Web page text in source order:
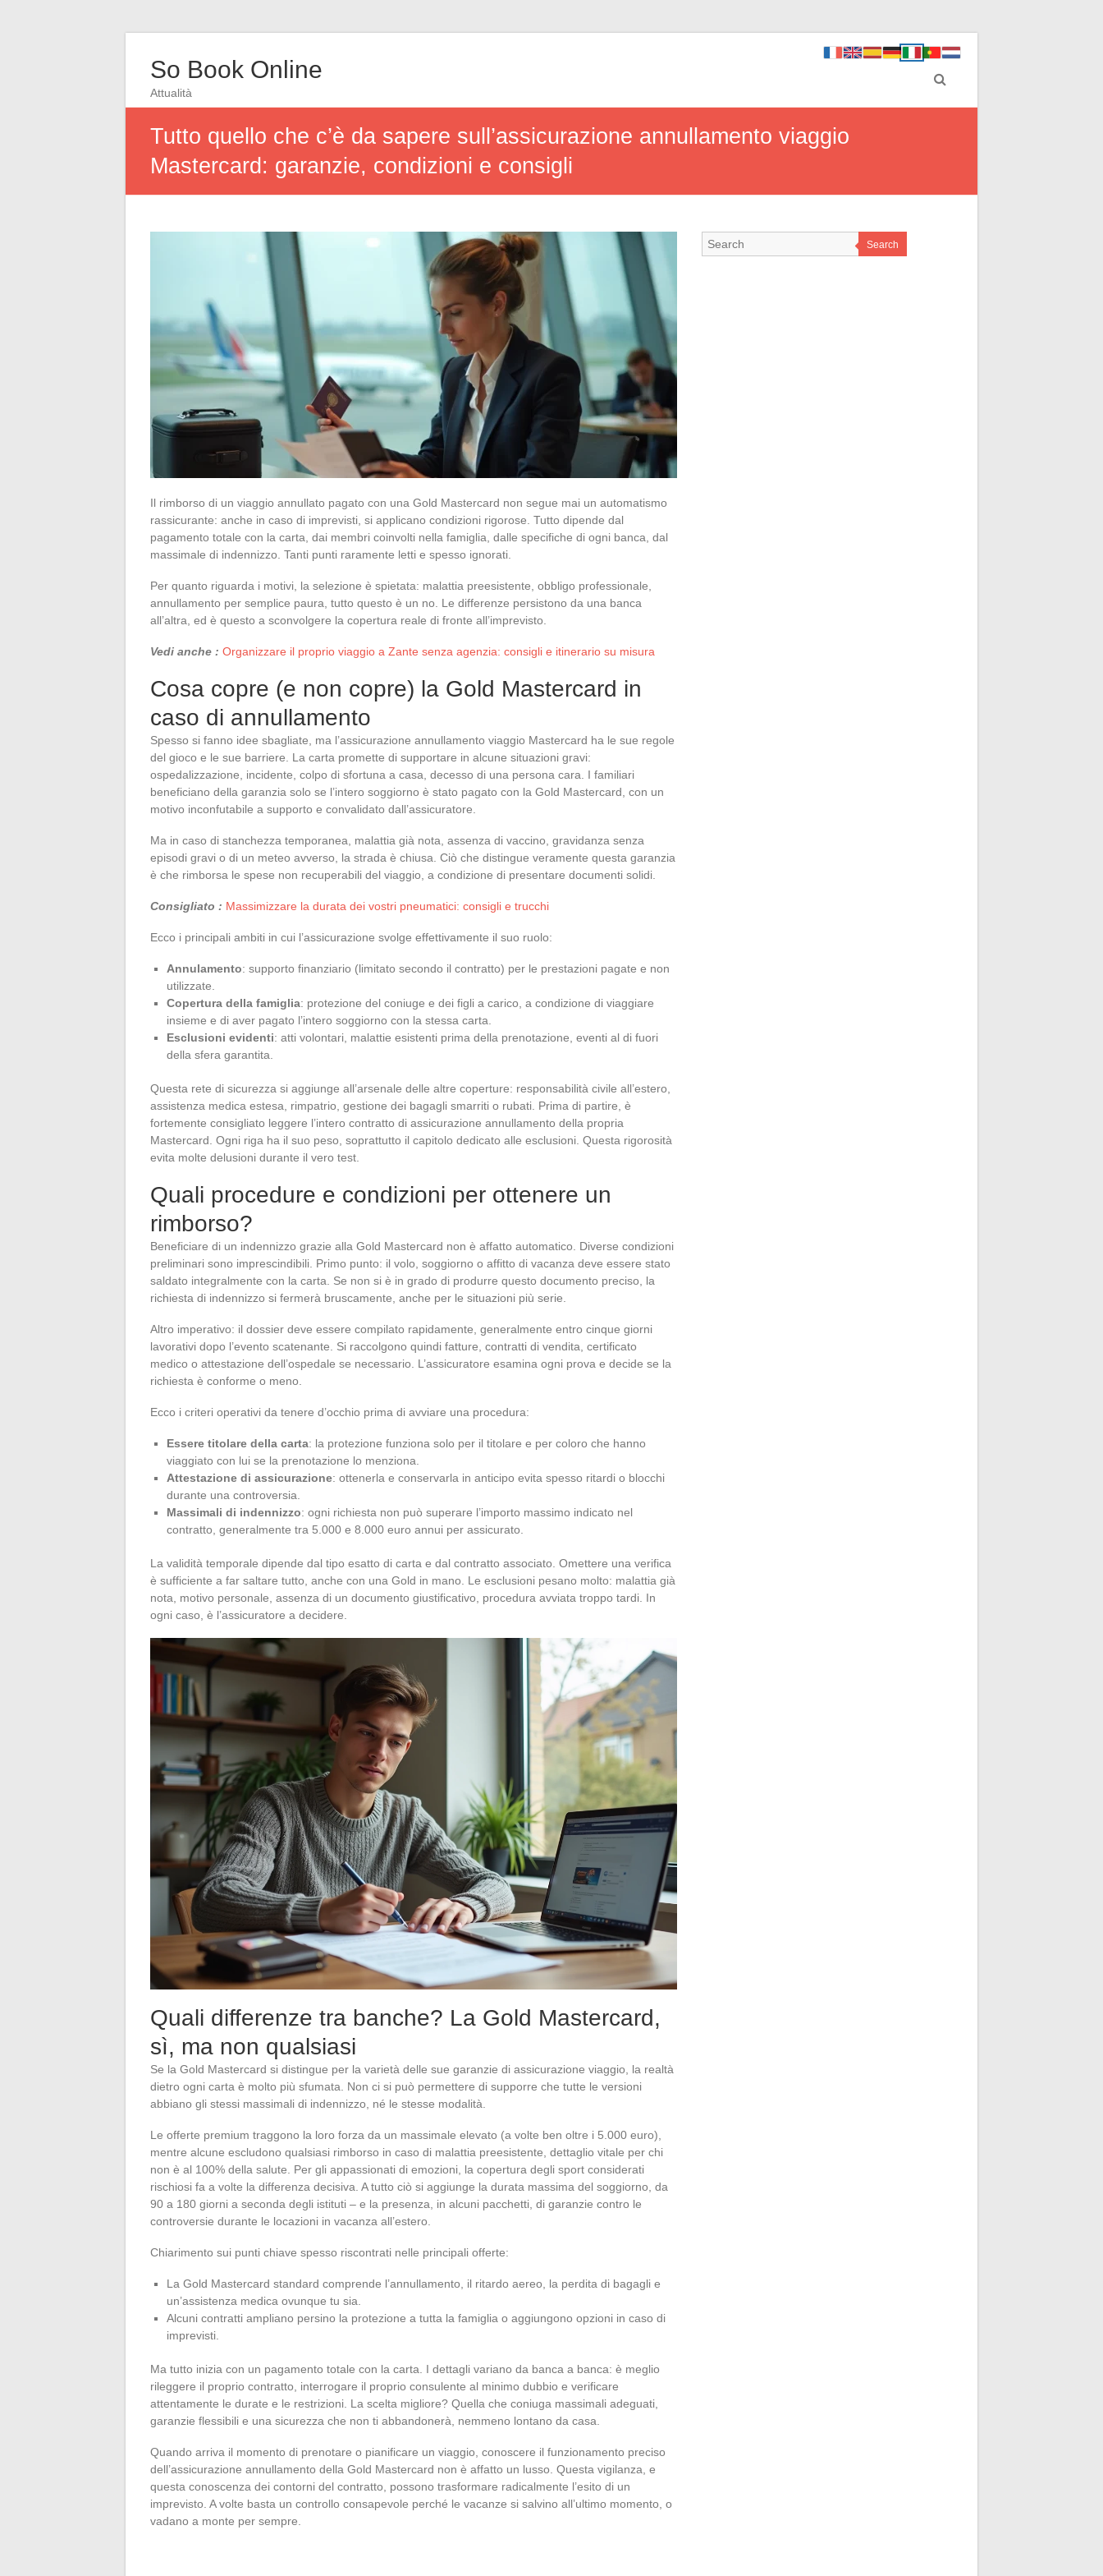
So Book Online
Attualità
Tutto quello che c’è da sapere sull’assicurazione annullamento viaggio
Mastercard: garanzie, condizioni e consigli
Il rimborso di un viaggio annullato pagato con una Gold Mastercard non segue mai un automatismo
rassicurante: anche in caso di imprevisti, si applicano condizioni rigorose. Tutto dipende dal
pagamento totale con la carta, dai membri coinvolti nella famiglia, dalle specifiche di ogni banca, dal
massimale di indennizzo. Tanti punti raramente letti e spesso ignorati.
Per quanto riguarda i motivi, la selezione è spietata: malattia preesistente, obbligo professionale,
annullamento per semplice paura, tutto questo è un no. Le differenze persistono da una banca
all’altra, ed è questo a sconvolgere la copertura reale di fronte all’imprevisto.
Vedi anche : Organizzare il proprio viaggio a Zante senza agenzia: consigli e itinerario su misura
Cosa copre (e non copre) la Gold Mastercard in
caso di annullamento
Spesso si fanno idee sbagliate, ma l’assicurazione annullamento viaggio Mastercard ha le sue regole
del gioco e le sue barriere. La carta promette di supportare in alcune situazioni gravi:
ospedalizzazione, incidente, colpo di sfortuna a casa, decesso di una persona cara. I familiari
beneficiano della garanzia solo se l’intero soggiorno è stato pagato con la Gold Mastercard, con un
motivo inconfutabile a supporto e convalidato dall’assicuratore.
Ma in caso di stanchezza temporanea, malattia già nota, assenza di vaccino, gravidanza senza
episodi gravi o di un meteo avverso, la strada è chiusa. Ciò che distingue veramente questa garanzia
è che rimborsa le spese non recuperabili del viaggio, a condizione di presentare documenti solidi.
Consigliato : Massimizzare la durata dei vostri pneumatici: consigli e trucchi
Ecco i principali ambiti in cui l’assicurazione svolge effettivamente il suo ruolo:
Annulamento: supporto finanziario (limitato secondo il contratto) per le prestazioni pagate e non
utilizzate.
Copertura della famiglia: protezione del coniuge e dei figli a carico, a condizione di viaggiare
insieme e di aver pagato l’intero soggiorno con la stessa carta.
Esclusioni evidenti: atti volontari, malattie esistenti prima della prenotazione, eventi al di fuori
della sfera garantita.
Questa rete di sicurezza si aggiunge all’arsenale delle altre coperture: responsabilità civile all’estero,
assistenza medica estesa, rimpatrio, gestione dei bagagli smarriti o rubati. Prima di partire, è
fortemente consigliato leggere l’intero contratto di assicurazione annullamento della propria
Mastercard. Ogni riga ha il suo peso, soprattutto il capitolo dedicato alle esclusioni. Questa rigorosità
evita molte delusioni durante il vero test.
Quali procedure e condizioni per ottenere un
rimborso?
Beneficiare di un indennizzo grazie alla Gold Mastercard non è affatto automatico. Diverse condizioni
preliminari sono imprescindibili. Primo punto: il volo, soggiorno o affitto di vacanza deve essere stato
saldato integralmente con la carta. Se non si è in grado di produrre questo documento preciso, la
richiesta di indennizzo si fermerà bruscamente, anche per le situazioni più serie.
Altro imperativo: il dossier deve essere compilato rapidamente, generalmente entro cinque giorni
lavorativi dopo l’evento scatenante. Si raccolgono quindi fatture, contratti di vendita, certificato
medico o attestazione dell’ospedale se necessario. L’assicuratore esamina ogni prova e decide se la
richiesta è conforme o meno.
Ecco i criteri operativi da tenere d’occhio prima di avviare una procedura:
Essere titolare della carta: la protezione funziona solo per il titolare e per coloro che hanno
viaggiato con lui se la prenotazione lo menziona.
Attestazione di assicurazione: ottenerla e conservarla in anticipo evita spesso ritardi o blocchi
durante una controversia.
Massimali di indennizzo: ogni richiesta non può superare l’importo massimo indicato nel
contratto, generalmente tra 5.000 e 8.000 euro annui per assicurato.
La validità temporale dipende dal tipo esatto di carta e dal contratto associato. Omettere una verifica
è sufficiente a far saltare tutto, anche con una Gold in mano. Le esclusioni pesano molto: malattia già
nota, motivo personale, assenza di un documento giustificativo, procedura avviata troppo tardi. In
ogni caso, è l’assicuratore a decidere.
Quali differenze tra banche? La Gold Mastercard,
sì, ma non qualsiasi
Se la Gold Mastercard si distingue per la varietà delle sue garanzie di assicurazione viaggio, la realtà
dietro ogni carta è molto più sfumata. Non ci si può permettere di supporre che tutte le versioni
abbiano gli stessi massimali di indennizzo, né le stesse modalità.
Le offerte premium traggono la loro forza da un massimale elevato (a volte ben oltre i 5.000 euro),
mentre alcune escludono qualsiasi rimborso in caso di malattia preesistente, dettaglio vitale per chi
non è al 100% della salute. Per gli appassionati di emozioni, la copertura degli sport considerati
rischiosi fa a volte la differenza decisiva. A tutto ciò si aggiunge la durata massima del soggiorno, da
90 a 180 giorni a seconda degli istituti – e la presenza, in alcuni pacchetti, di garanzie contro le
controversie durante le locazioni in vacanza all’estero.
Chiarimento sui punti chiave spesso riscontrati nelle principali offerte:
La Gold Mastercard standard comprende l’annullamento, il ritardo aereo, la perdita di bagagli e
un’assistenza medica ovunque tu sia.
Alcuni contratti ampliano persino la protezione a tutta la famiglia o aggiungono opzioni in caso di
imprevisti.
Ma tutto inizia con un pagamento totale con la carta. I dettagli variano da banca a banca: è meglio
rileggere il proprio contratto, interrogare il proprio consulente al minimo dubbio e verificare
attentamente le durate e le restrizioni. La scelta migliore? Quella che coniuga massimali adeguati,
garanzie flessibili e una sicurezza che non ti abbandonerà, nemmeno lontano da casa.
Quando arriva il momento di prenotare o pianificare un viaggio, conoscere il funzionamento preciso
dell’assicurazione annullamento della Gold Mastercard non è affatto un lusso. Questa vigilanza, e
questa conoscenza dei contorni del contratto, possono trasformare radicalmente l’esito di un
imprevisto. A volte basta un controllo consapevole perché le vacanze si salvino all’ultimo momento, o
vadano a monte per sempre.
Search